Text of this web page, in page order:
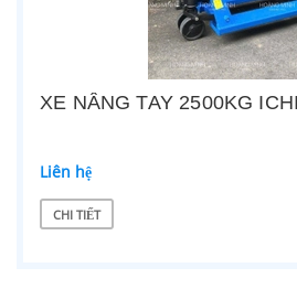
XE NÂNG TAY 2500KG
Liên hệ
CHI TIẾT